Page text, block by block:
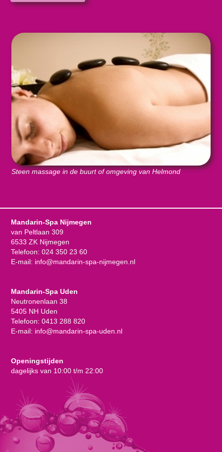
Steen massage in de buurt of omgeving van Helmond
Mandarin-Spa Nijmegen
van Peltlaan 309
6533 ZK Nijmegen
Telefoon: 024 350 23 60
E-mail: info@mandarin-spa-nijmegen.nl
Mandarin-Spa Uden
Neutronenlaan 38
5405 NH Uden
Telefoon: 0413 288 820
E-mail: info@mandarin-spa-uden.nl
Openingstijden
dagelijks van 10:00 t/m 22:00